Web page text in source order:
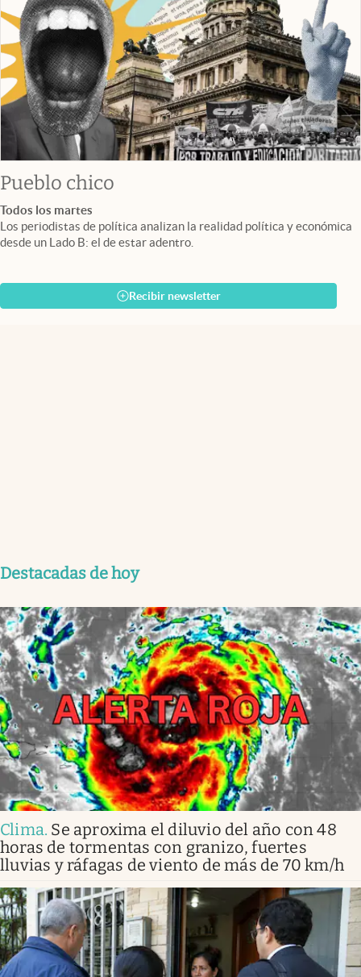
Pueblo chico
Todos los martes
Los periodistas de política analizan la realidad política y económica
desde un Lado B: el de estar adentro.
Recibir newsletter
Destacadas de hoy
Clima. Se aproxima el diluvio del año con 48
horas de tormentas con granizo, fuertes
lluvias y ráfagas de viento de más de 70 km/h